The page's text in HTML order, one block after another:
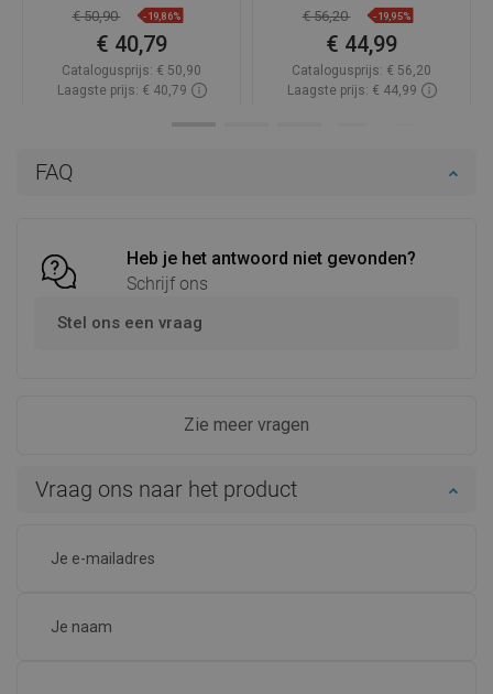
FAQ
Heb je het antwoord niet gevonden?
Schrijf ons
Stel ons een vraag
Zie meer vragen
Vraag ons naar het product
€ 50,90 -19,86%
€ 40,79
Catalogusprijs: € 50,90
Laagste prijs: € 40,79
€ 56,20 -19,95%
€ 44,99
Catalogusprijs: € 56,20
Laagste prijs: € 44,99